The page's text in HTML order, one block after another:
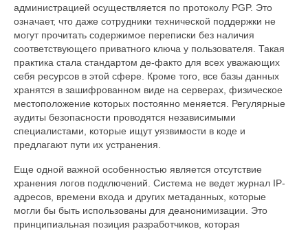
администрацией осуществляется по протоколу PGP. Это
означает, что даже сотрудники технической поддержки не
могут прочитать содержимое переписки без наличия
соответствующего приватного ключа у пользователя. Такая
практика стала стандартом де-факто для всех уважающих
себя ресурсов в этой сфере. Кроме того, все базы данных
хранятся в зашифрованном виде на серверах, физическое
местоположение которых постоянно меняется. Регулярные
аудиты безопасности проводятся независимыми
специалистами, которые ищут уязвимости в коде и
предлагают пути их устранения.
Еще одной важной особенностью является отсутствие
хранения логов подключений. Система не ведет журнал IP-
адресов, времени входа и других метаданных, которые
могли бы быть использованы для деанонимизации. Это
принципиальная позиция разработчиков, которая